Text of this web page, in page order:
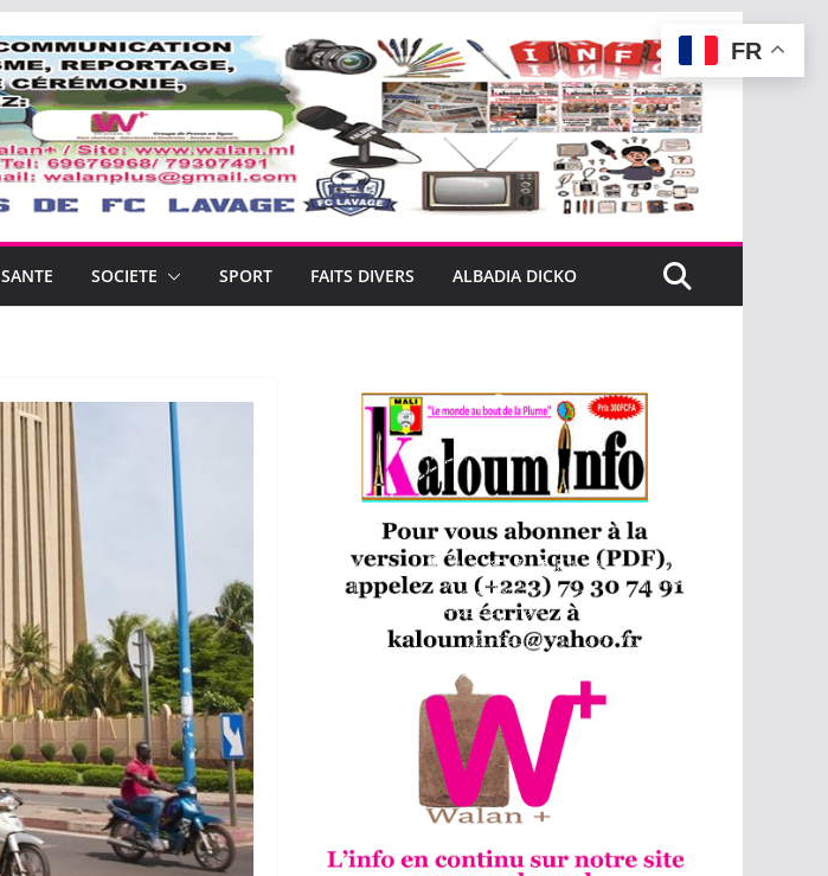
SANTE SOCIETE SPORT FAITS DIVERS ALBADIA DICKO
FR